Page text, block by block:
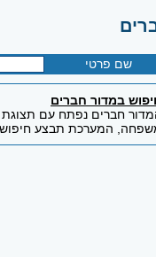
שם פרטי
במדור חברים
חברים נפתח עם תצוגת
המערכת תבצע חיפוש